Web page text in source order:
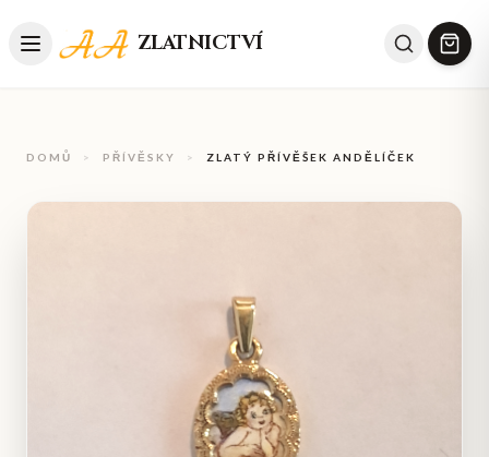
ZLATNICTVÍ
DOMŮ > PŘÍVĚSKY > ZLATÝ PŘÍVĚŠEK ANDĚLÍČEK